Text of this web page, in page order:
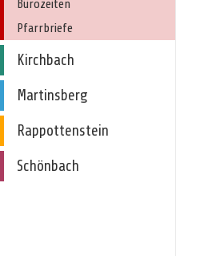
Bürozeiten
Pfarrbriefe
Kirchbach
Martinsberg
Rappottenstein
Schönbach